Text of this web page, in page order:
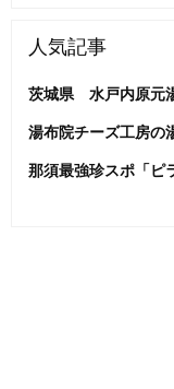
人気記事
茨城県 水戸内原元
湯布院チーズ工房の
那須最強珍スポ「ピ